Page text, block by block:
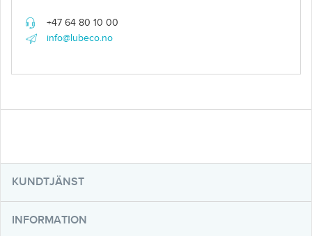
+47 64 80 10 00
info@lubeco.no
KUNDTJÄNST
INFORMATION